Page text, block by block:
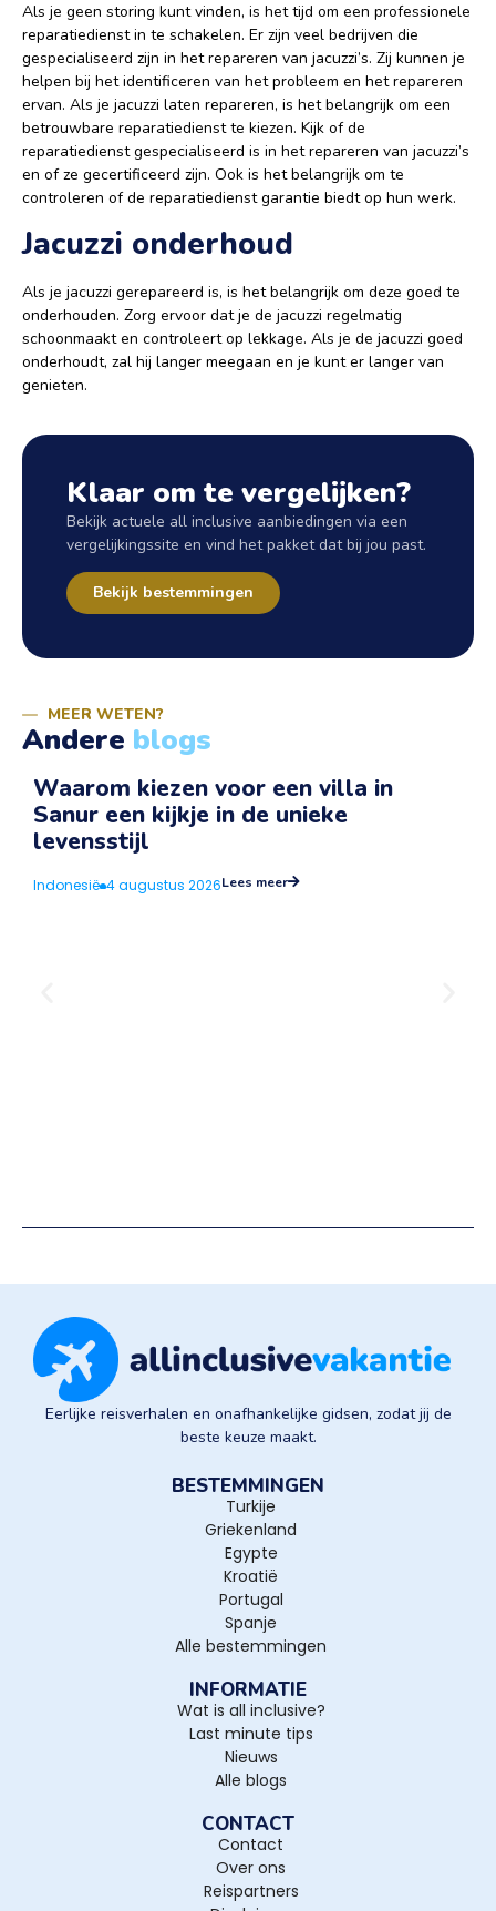
Als je geen storing kunt vinden, is het tijd om een professionele
reparatiedienst in te schakelen. Er zijn veel bedrijven die
gespecialiseerd zijn in het repareren van jacuzzi’s. Zij kunnen je
helpen bij het identificeren van het probleem en het repareren
ervan. Als je jacuzzi laten repareren, is het belangrijk om een
betrouwbare reparatiedienst te kiezen. Kijk of de
reparatiedienst gespecialiseerd is in het repareren van jacuzzi’s
en of ze gecertificeerd zijn. Ook is het belangrijk om te
controleren of de reparatiedienst garantie biedt op hun werk.
Jacuzzi onderhoud
Als je jacuzzi gerepareerd is, is het belangrijk om deze goed te
onderhouden. Zorg ervoor dat je de jacuzzi regelmatig
schoonmaakt en controleert op lekkage. Als je de jacuzzi goed
onderhoudt, zal hij langer meegaan en je kunt er langer van
genieten.
Klaar om te vergelijken?
Bekijk actuele all inclusive aanbiedingen via een
vergelijkingssite en vind het pakket dat bij jou past.
Bekijk bestemmingen
MEER WETEN?
Andere blogs
Waarom kiezen voor een villa in
Sanur een kijkje in de unieke
levensstijl
Indonesië 4 augustus 2026Lees meer
Eerlijke reisverhalen en onafhankelijke gidsen, zodat jij de
beste keuze maakt.
BESTEMMINGEN
Turkije
Griekenland
Egypte
Kroatië
Portugal
Spanje
Alle bestemmingen
INFORMATIE
Wat is all inclusive?
Last minute tips
Nieuws
Alle blogs
CONTACT
Contact
Over ons
Reispartners